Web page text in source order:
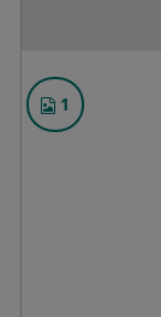
1